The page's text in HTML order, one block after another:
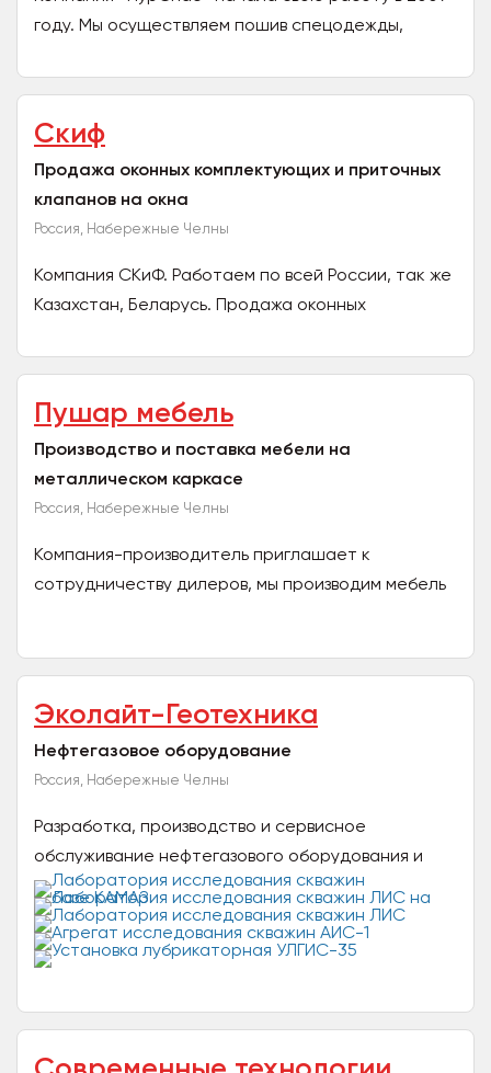
году. Мы осуществляем пошив спецодежды,
индивидуальной защиты оптом...
Скиф
Продажа оконных комплектующих и приточных
клапанов на окна
Россия, Набережные Челны
Компания СКиФ. Работаем по всей России, так же
Казахстан, Беларусь. Продажа оконных
уплотнители, детские...
Пушар мебель
Производство и поставка мебели на
металлическом каркасе
Россия, Набережные Челны
Компания-производитель приглашает к
сотрудничеству дилеров, мы производим мебель
Эколайт-Геотехника
Нефтегазовое оборудование
Россия, Набережные Челны
Разработка, производство и сервисное
обслуживание нефтегазового оборудования и
спецтехники для геофизических и
гидродинамических исследований и...